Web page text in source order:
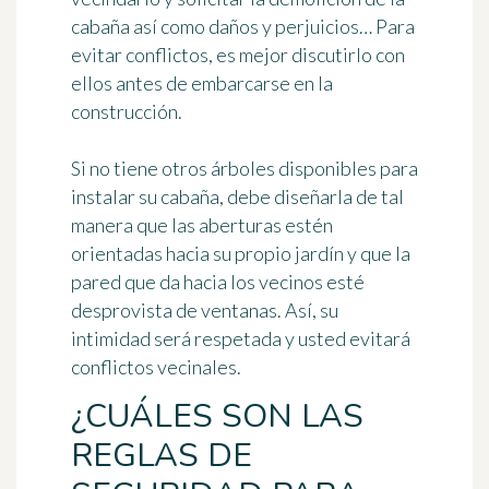
cabaña así como daños y perjuicios… Para
evitar conflictos, es mejor discutirlo con
ellos antes de embarcarse en la
construcción.
Si no tiene otros árboles disponibles para
instalar su cabaña, debe diseñarla de tal
manera que las aberturas estén
orientadas hacia su propio jardíny que la
pared que da hacia los vecinos esté
desprovista de ventanas. Así, su
intimidad será respetada y usted evitará
conflictos vecinales.
¿CUÁLES SON LAS
REGLAS DE